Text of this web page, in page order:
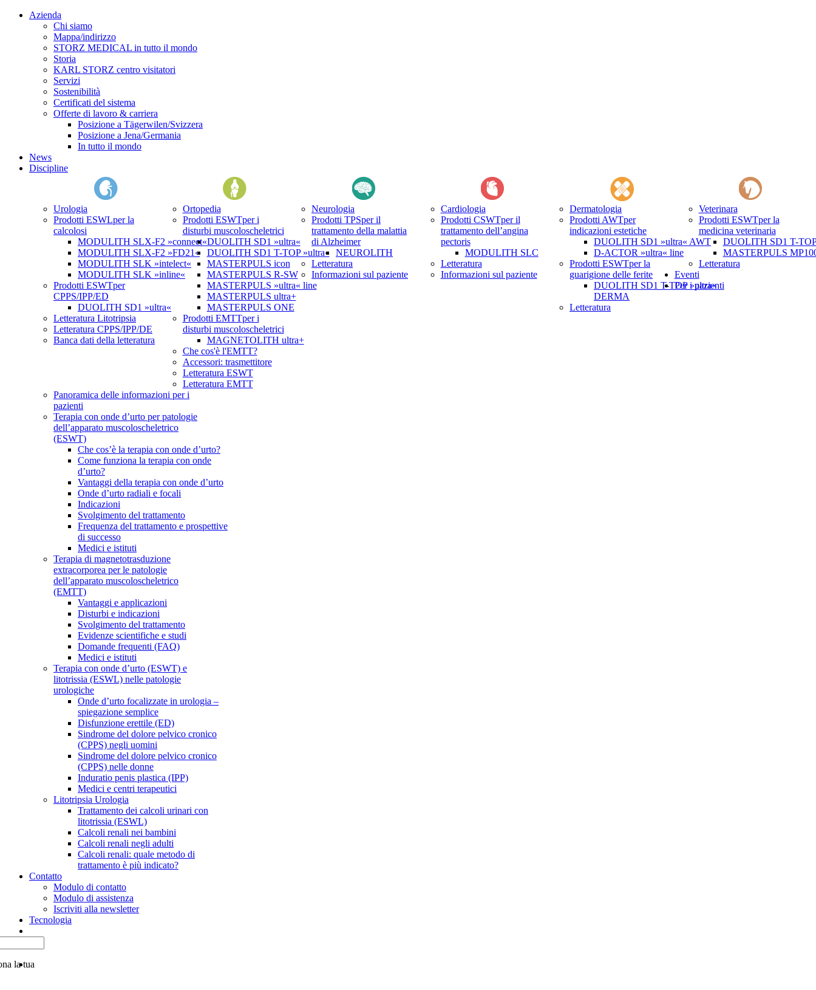
Azienda
Chi siamo
Mappa/indirizzo
STORZ MEDICAL in tutto il mondo
Storia
KARL STORZ centro visitatori
Servizi
Sostenibilità
Certificati del sistema
Offerte di lavoro & carriera
Posizione a Tägerwilen/Svizzera
Posizione a Jena/Germania
In tutto il mondo
News
Discipline
Urologia
Prodotti ESWLper la
calcolosi
MODULITH SLX-F2 »connect«
MODULITH SLX-F2 »FD21«
MODULITH SLK »intelect«
MODULITH SLK »inline«
Prodotti ESWTper
CPPS/IPP/ED
DUOLITH SD1 »ultra«
Letteratura Litotripsia
Letteratura CPPS/IPP/DE
Banca dati della letteratura
Ortopedia
Prodotti ESWTper i
disturbi muscoloscheletrici
DUOLITH SD1 »ultra«
DUOLITH SD1 T-TOP »ultra«
MASTERPULS icon
MASTERPULS R-SW
MASTERPULS »ultra« line
MASTERPULS ultra+
MASTERPULS ONE
Prodotti EMTTper i
disturbi muscoloscheletrici
MAGNETOLITH ultra+
Che cos'è l'EMTT?
Accessori: trasmettitore
Letteratura ESWT
Letteratura EMTT
Neurologia
Prodotti TPSper il
trattamento della malattia
di Alzheimer
NEUROLITH
Letteratura
Informazioni sul paziente
Cardiologia
Prodotti CSWTper il
trattamento dell’angina
pectoris
MODULITH SLC
Letteratura
Informazioni sul paziente
Dermatologia
Prodotti AWTper
indicazioni estetiche
DUOLITH SD1 »ultra« AWT
D-ACTOR »ultra« line
Prodotti ESWTper la
guarigione delle ferite
DUOLITH SD1 T-TOP »ultra«
DERMA
Letteratura
Veterinara
Prodotti ESWTper la
medicina veterinaria
DUOLITH SD1 T-
MASTERPULS
Letteratura
Eventi
Per i pazienti
Panoramica delle informazioni per i
pazienti
Terapia con onde d’urto per patologie
dell’apparato muscoloscheletrico
(ESWT)
Che cos’è la terapia con onde d’urto?
Come funziona la terapia con onde
d’urto?
Vantaggi della terapia con onde d’urto
Onde d’urto radiali e focali
Indicazioni
Svolgimento del trattamento
Frequenza del trattamento e prospettive
di successo
Medici e istituti
Terapia di magnetotrasduzione
extracorporea per le patologie
dell’apparato muscoloscheletrico
(EMTT)
Vantaggi e applicazioni
Disturbi e indicazioni
Svolgimento del trattamento
Evidenze scientifiche e studi
Domande frequenti (FAQ)
Medici e istituti
Terapia con onde d’urto (ESWT) e
litotrissia (ESWL) nelle patologie
urologiche
Onde d’urto focalizzate in urologia –
spiegazione semplice
Disfunzione erettile (ED)
Sindrome del dolore pelvico cronico
(CPPS) negli uomini
Sindrome del dolore pelvico cronico
(CPPS) nelle donne
Induratio penis plastica (IPP)
Medici e centri terapeutici
Litotripsia Urologia
Trattamento dei calcoli urinari con
litotrissia (ESWL)
Calcoli renali nei bambini
Calcoli renali negli adulti
Calcoli renali: quale metodo di
trattamento è più indicato?
Contatto
Modulo di contatto
Modulo di assistenza
Iscriviti alla newsletter
Tecnologia
la tua